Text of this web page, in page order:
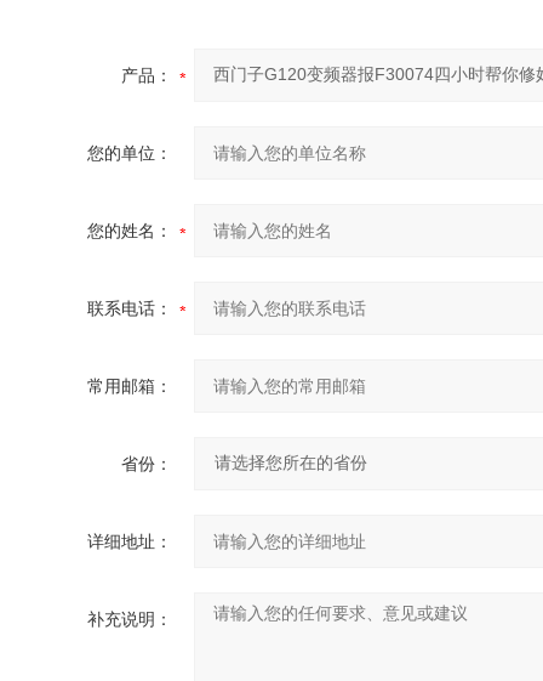
产品：
您的单位：
您的姓名：
联系电话：
常用邮箱：
省份：
详细地址：
补充说明：